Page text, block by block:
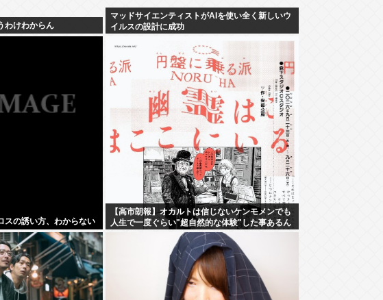
わけわからん
マッドサイエンティストがAIを使い全く新しいウ
イルスの設計に成功
スの誘い方、わからない
【高市朗報】オカルトは信じないケンモメンでも
人生で一度ぐらい"超自然的な体験"した事あるん